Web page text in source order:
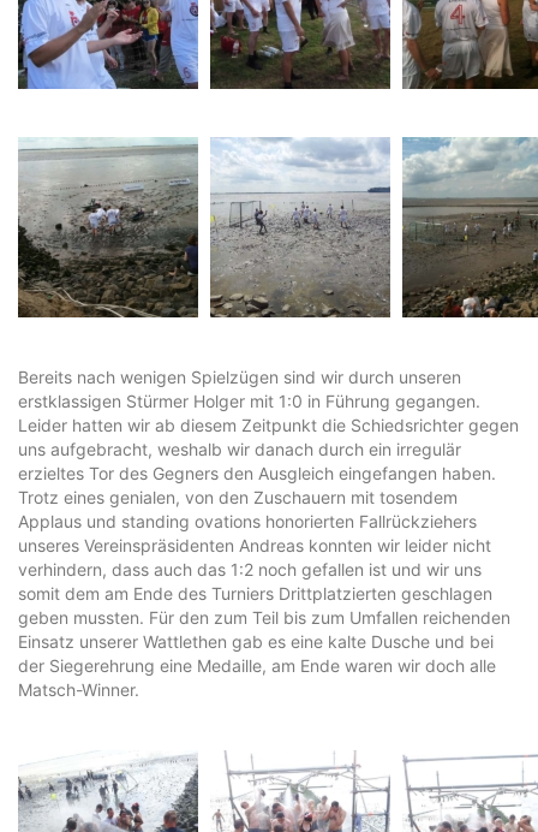
Bereits nach wenigen Spielzügen sind wir durch unseren
erstklassigen Stürmer Holger mit 1:0 in Führung gegangen.
Leider hatten wir ab diesem Zeitpunkt die Schiedsrichter gegen
uns aufgebracht, weshalb wir danach durch ein irregulär
erzieltes Tor des Gegners den Ausgleich eingefangen haben.
Trotz eines genialen, von den Zuschauern mit tosendem
Applaus und standing ovations honorierten Fallrückziehers
unseres Vereinspräsidenten Andreas konnten wir leider nicht
verhindern, dass auch das 1:2 noch gefallen ist und wir uns
somit dem am Ende des Turniers Drittplatzierten geschlagen
geben mussten. Für den zum Teil bis zum Umfallen reichenden
Einsatz unserer Wattlethen gab es eine kalte Dusche und bei
der Siegerehrung eine Medaille, am Ende waren wir doch alle
Matsch-Winner.